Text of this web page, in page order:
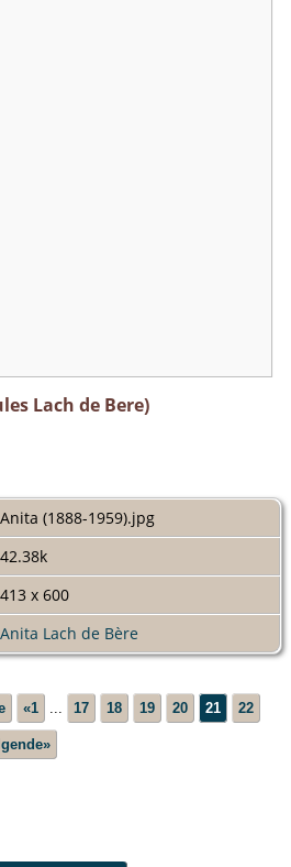
Lach de Bere)
Anita (1888-1959).jpg
42.38k
413 x 600
Anita Lach de Bère
«1 17 18 19 20 21 22